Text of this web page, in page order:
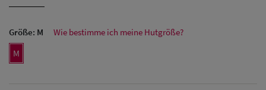
Größe: M
Wie bestimme ich meine Hutgröße?
M